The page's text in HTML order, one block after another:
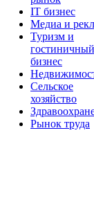
IT бизнес
Медиа и
Туризм и
гостиничный
бизнес
Сельское
хозяйство
Рынок труда